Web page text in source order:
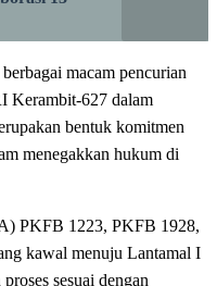
macam pencurian
Kerambit-627 dalam
bentuk komitmen
menegakkan hukum di
PKFB 1223, PKFB 1928,
kawal menuju Lantamal I
sesuai dengan